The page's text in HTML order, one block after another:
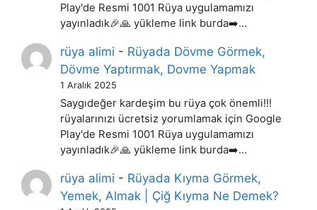
Play'de Resmi 1001 Rüya uygulamamızı
yayınladık🎉🙏 yükleme link burda➡️…
rüya alimi - Rüyada Dövme Görmek,
Dövme Yaptırmak, Dovme Yapmak
1 Aralık 2025
Saygıdeğer kardeşim bu rüya çok önemli!!!
rüyalarınızı ücretsiz yorumlamak için Google
Play'de Resmi 1001 Rüya uygulamamızı
yayınladık🎉🙏 yükleme link burda➡️…
rüya alimi - Rüyada Kıyma Görmek,
Yemek, Almak | Çiğ Kıyma Ne Demek?